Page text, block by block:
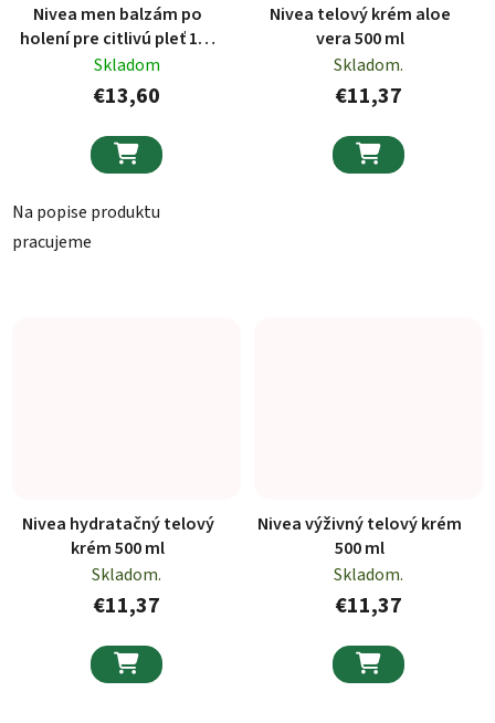
Nivea men balzám po
holení pre citlivú pleť 100
ml
Skladom
€13,60

Na popise produktu
pracujeme
Nivea telový krém aloe
vera 500 ml
Skladom.
€11,37

Nivea hydratačný telový
krém 500 ml
Skladom.
€11,37

Nivea výživný telový krém
500 ml
Skladom.
€11,37
